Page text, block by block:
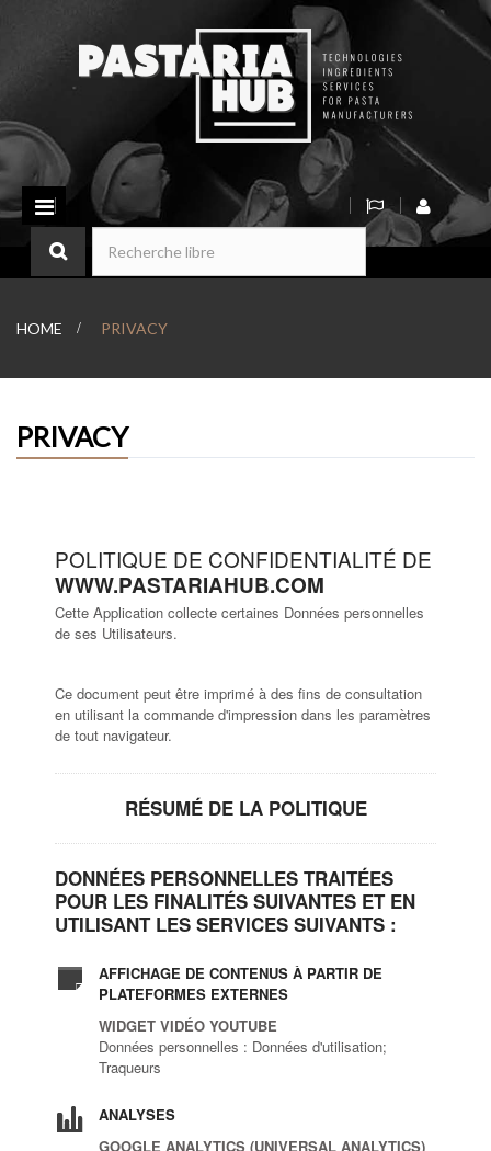
Basculer
la
navigation
HOME > PRIVACY
PRIVACY
POLITIQUE DE CONFIDENTIALITÉ DE
WWW.PASTARIAHUB.COM
Cette Application collecte certaines Données personnelles
de ses Utilisateurs.
Ce document peut être imprimé à des fins de consultation
en utilisant la commande d'impression dans les paramètres
de tout navigateur.
RÉSUMÉ DE LA POLITIQUE
DONNÉES PERSONNELLES TRAITÉES
POUR LES FINALITÉS SUIVANTES ET EN
UTILISANT LES SERVICES SUIVANTS :
AFFICHAGE DE CONTENUS À PARTIR DE
PLATEFORMES EXTERNES
WIDGET VIDÉO YOUTUBE
Données personnelles : Données d'utilisation;
Traqueurs
ANALYSES
GOOGLE ANALYTICS (UNIVERSAL ANALYTICS)